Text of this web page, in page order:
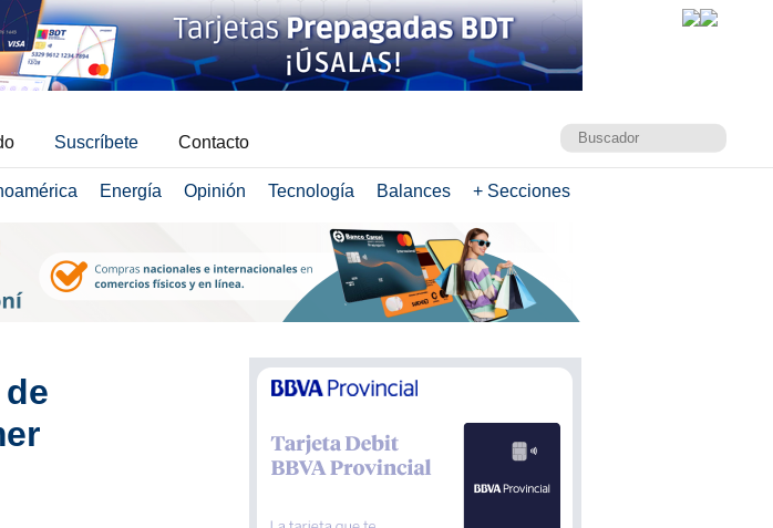
Suscríbete Contacto
Energía Opinión Tecnología Balances + Secciones